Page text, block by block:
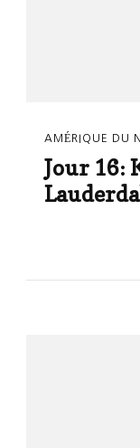
AMÉRIQUE DU
Jour 16: